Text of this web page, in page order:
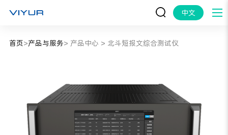
中文
首页>产品与服务> 产品中心 > 北斗短报文综合测试仪